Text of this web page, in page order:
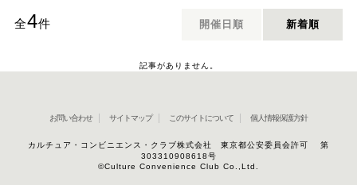
全4件 開催日順 新着順
記事がありません。
お問い合わせ サイトマップ このサイトについて 個人情報保護方針
カルチュア・コンビニエンス・クラブ株式会社 東京都公安委員会許可 第
303310908618号
©Culture Convenience Club Co.,Ltd.